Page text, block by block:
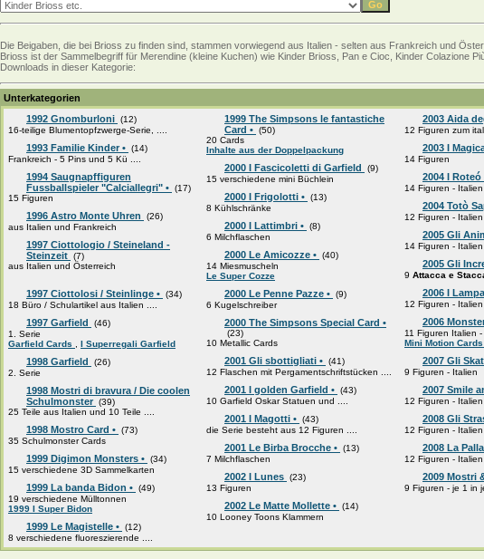
Die Beigaben, die bei Brioss zu finden sind, stammen vorwiegend aus Italien - selten aus Frankreich und
Brioss ist der Sammelbegriff für Merendine (kleine Kuchen) wie Kinder Brioss, Pan e Cioc, Kinder Colazione
Downloads in dieser Kategorie:
Unterkategorien
1992 Gnomburloni (12)
16-teilige Blumentopfzwerge-Serie, ....
1993 Familie Kinder • (14)
Frankreich - 5 Pins und 5 Kü ....
1994 Saugnapffiguren
Fussballspieler "Calciallegri" • (17)
15 Figuren
1996 Astro Monte Uhren
(26)
aus Italien und Frankreich
1997 Ciottologio / Steineland -
Steinzeit (7)
aus Italien und Österreich
1997 Ciottolosi / Steinlinge • (34)
18 Büro / Schulartikel aus Italien ....
1997 Garfield
(46)
1. Serie
Garfield Cards
I Superregali Garfield
1998 Garfield
(26)
2. Serie
1998 Mostri di bravura / Die coolen
Schulmonster (39)
25 Teile aus Italien und 10 Teile ....
1998 Mostro Card • (73)
35 Schulmonster Cards
1999 Digimon Monsters • (34)
15 verschiedene 3D Sammelkarten
1999 La banda Bidon • (49)
19 verschiedene Mülltonnen
1999 I Super Bidon
1999 Le Magistelle • (12)
8 verschiedene fluoreszierende ....
1999 The Simpsons le fantastiche
Card • (50)
20 Cards
Inhalte aus der Doppelpackung
2000 I Fascicoletti di Garfield
(9)
15 verschiedene mini Büchlein
2000 I Frigolotti • (13)
8 Kühlschränke
2000 I Lattimbri • (8)
6 Milchflaschen
2000 Le Amicozze • (40)
14 Miesmuscheln
Le Super Cozze
2000 Le Penne Pazze • (9)
6 Kugelschreiber
2000 The Simpsons Special Card •
(23)
10 Metallic Cards
2001 Gli sbottigliati • (41)
12 Flaschen mit Pergamentschriftstücken ....
2001 I golden Garfield • (43)
10 Garfield Oskar Statuen und ....
2001 I Magotti • (43)
die Serie besteht aus 12 Figuren ....
2001 Le Birba Brocche • (13)
7 Milchflaschen
2002 I Lunes (23)
13 Figuren
2002 Le Matte Mollette • (14)
10 Looney Toons Klammern
2003 Aida
12 Figuren zum
2003 I
14 Figuren
2004 I Roteó
14 Figuren - Italien
2004 Totò
12 Figuren - Italien
2005 Gli
14 Figuren - Italien
2005 Gli
9 Attacca e
2006 I
12 Figuren - Italien
2006
11 Figuren Italien -
Mini Motion Cards
2007 Gli
9 Figuren - Italien
2007 Smile
12 Figuren - Italien
2008 Gli
12 Figuren - Italien
2008 La
12 Figuren - Italien
2009 Mostri
9 Figuren - je 1 in